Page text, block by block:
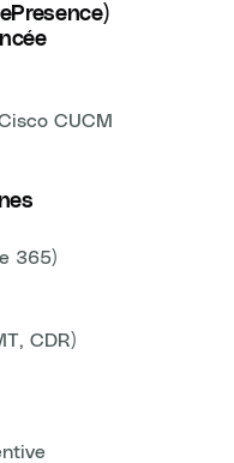
CUCM
365)
CDR)